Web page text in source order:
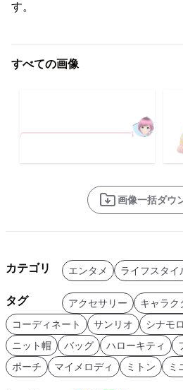
す。
すべての画像
画像一括ダウ
カテゴリ エンタメ ライフスタイ
タグ アクセサリー キャラク
コーディネート
サンリオ シナモ
ニット帽
バッグ ハローキティ
ポーチ
マイメロディ ミトン ミ